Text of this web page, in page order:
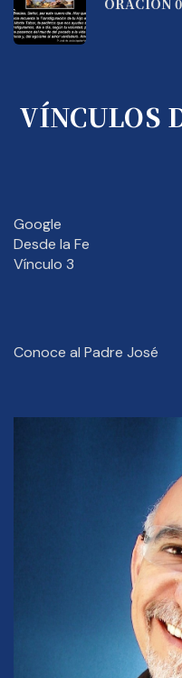
VÍNCULOS
Google
Desde la Fe
Vínculo 3
Conoce al Padre José